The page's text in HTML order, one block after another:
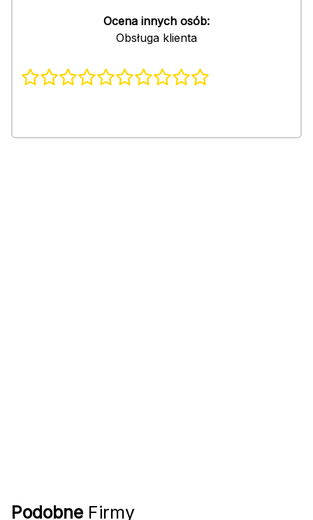
Ocena innych osób:
Obsługa klienta
Podobne Firmy